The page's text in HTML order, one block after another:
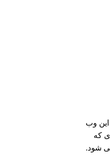
این وب
که
شود.